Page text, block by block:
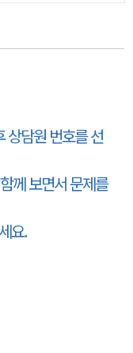
상담원 번호를 선
께 보면서 문제를
요.